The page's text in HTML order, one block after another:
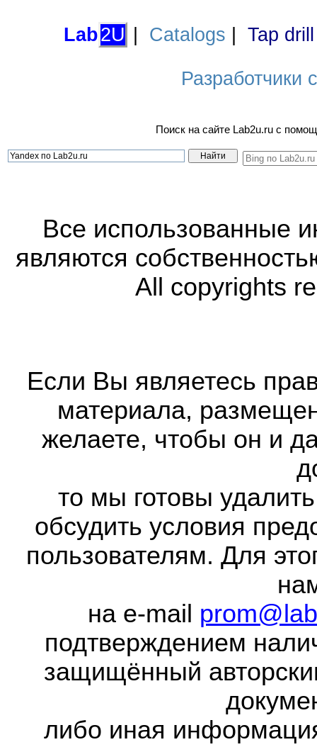
Lab2U Catalogs Tap
Разработчики
Поиск на сайте Lab2u.ru с
Все использованные
являются
All copyrights
Если Вы являетесь
материала,
желаете, чтобы он и
то мы готовы
обсудить условия
пользователям. Для
на e-mail
подтверждением
защищённый
либо иная